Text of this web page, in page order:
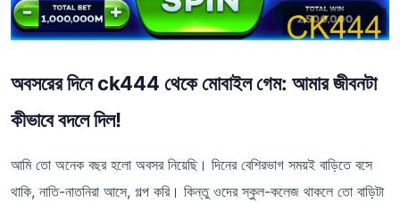
অবসরের দিনে ck444 থেকে মোবাইল গেম: আমার জীবনটা
কীভাবে বদলে দিল!
আমি তো অনেক বছর হলো অবসর নিয়েছি। দিনের বেশিরভাগ সময়ই বাড়িতে বসে
থাকি, নাতি-নাতনিরা আসে, গল্প করি। কিন্তু ওদের স্কুল-কলেজ থাকলে তো বাড়িটা